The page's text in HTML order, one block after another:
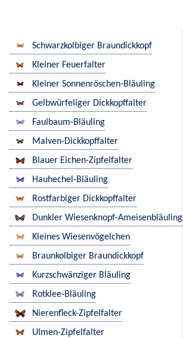
Schwarzkolbiger Braundickkopf
Kleiner Feuerfalter
Kleiner Sonnenröschen-Bläuling
Gelbwürfeliger Dickkopffalter
Faulbaum-Bläuling
Malven-Dickkopffalter
Blauer Eichen-Zipfelfalter
Hauhechel-Bläuling
Rostfarbiger Dickkopffalter
Dunkler Wiesenknopf-Ameisenbläuling
Kleines Wiesenvögelchen
Braunkolbiger Braundickkopf
Kurzschwänziger Bläuling
Rotklee-Bläuling
Nierenfleck-Zipfelfalter
Ulmen-Zipfelfalter